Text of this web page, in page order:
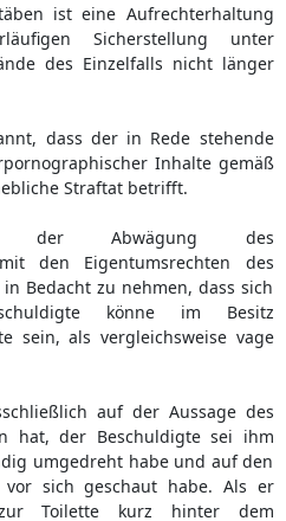
ist eine Aufrechterhaltung
Sicherstellung unter
des Einzelfalls nicht länger
dass der in Rede stehende
Inhalte gemäß
Straftat betrifft.
Abwägung des
den Eigentumsrechten des
Bedacht zu nehmen, dass sich
könne im Besitz
sein, als vergleichsweise vage
auf der Aussage des
hat, der Beschuldigte sei ihm
umgedreht habe und auf den
sich geschaut habe. Als er
Toilette kurz hinter dem